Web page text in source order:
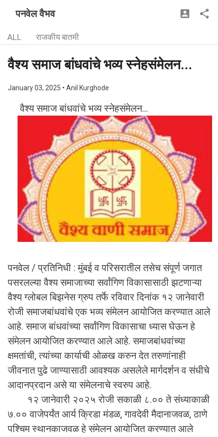
पनवेल वैभव
ALL राजकीय बातमी
वैश्य समाज बांधवांचे भव्य स्नेहसंमेलन...
January 03, 2025 • Anil Kurghode
वैश्य समाज बांधवांचे भव्य स्नेहसंमेलन...
पनवेल / प्रतिनिधी : मुंबई व परिसरातील तसेच संपूर्ण जगात
पसरलल्या वैश्य समाजाच्या सर्वांगिण विकासासाठी झटणाऱ्या
वैश्य ग्लोबल बिझनेस ग्रुप तर्फे रविवार दिनांक १२ जानेवारी
रोजी समाजबांधवांचे एक भव्य संमेलन आयोजित करण्यात आले
आहे. समाज बांधवांच्या सर्वांगिण विकासाचा ध्यास घेऊन हे
संमेलन आयोजित करण्यात आले आहे. समाजबांधवांच्या
क्षमतांची, त्यांच्या कार्याची ओळख करुन देत तरुणांनाही
जीवनात पुढे जाण्यासाठी आवश्यक असलेले मार्गदर्शन व संधीचे
आदानप्रदान असे या संमेलनाचे स्वरुप आहे.
१२ जानेवारी २०२५ रोजी सकाळी ८.०० ते संध्याकाळी
७.०० वाजेपर्यंत आर्य क्रिडा मंडळ, गावदेवी मैदानाजवळ, ठाणे
पश्चिम स्थानकाजवळ हे संमेलन आयोजित करण्यात आले